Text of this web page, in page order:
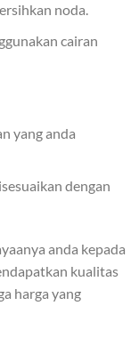
noda.
cairan
yang anda
dengan
anda kepada
kualitas
harga yang